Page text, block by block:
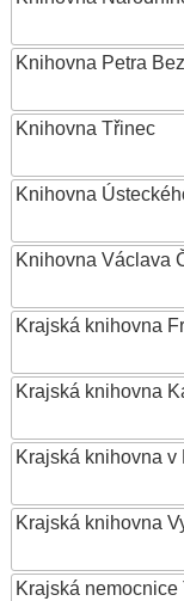
Knihovna Petra
Knihovna Třinec
Knihovna
Knihovna Václava
Krajská knihovna
Krajská knihovna
Krajská knihovna v
Krajská knihovna
Krajská nemocnice